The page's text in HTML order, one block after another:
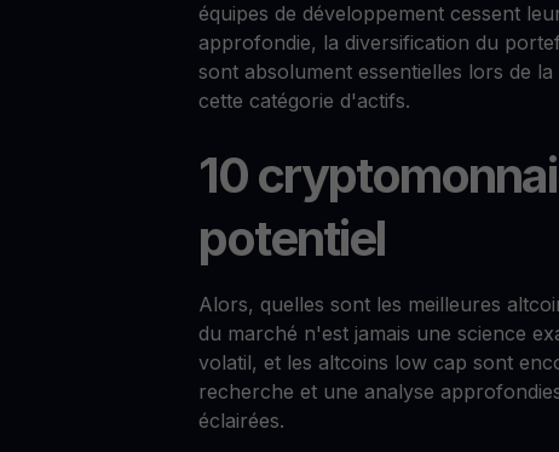
équipes de développement cessent
approfondie, la diversification du
sont absolument essentielles lors de
cette catégorie d'actifs.
10
potentiel
Alors, quelles sont les meilleures
du marché n'est jamais une science
volatil, et les altcoins low cap sont
recherche et une analyse
éclairées.